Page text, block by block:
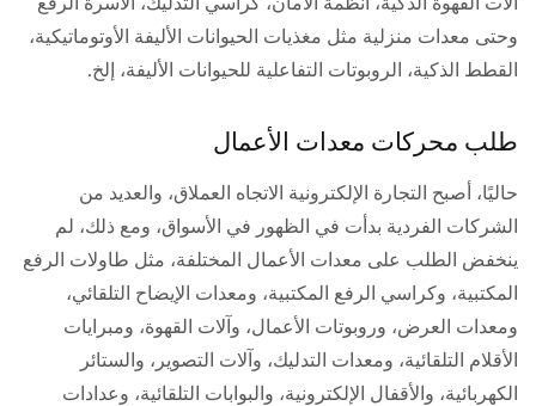
وحتى معدات منزلية مثل مغذيات الحيوانات الأليفة الأوتوماتيكية،
القطط الذكية، الروبوتات التفاعلية للحيوانات الأليفة، إلخ.
طلب محركات معدات الأعمال
حاليًا، أصبح التجارة الإلكترونية الاتجاه العملاق، والعديد من
الشركات الفردية بدأت في الظهور في الأسواق، ومع ذلك، لم
ينخفض الطلب على معدات الأعمال المختلفة، مثل طاولات الرفع
المكتبية، وكراسي الرفع المكتبية، ومعدات الإيضاح التلقائي،
ومعدات العرض، وروبوتات الأعمال، وآلات القهوة، ومبرايات
الأقلام التلقائية، ومعدات التدليك، وآلات التصوير، والستائر
الكهربائية، والأقفال الإلكترونية، والبوابات التلقائية، وعدادات